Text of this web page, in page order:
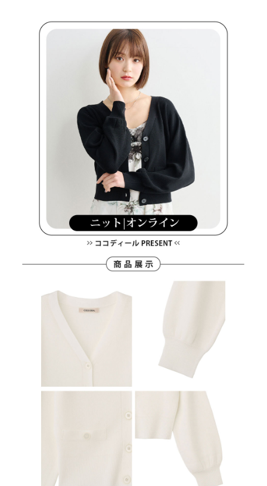
【注意事項】
１．透過由恩沛科技股份有限公司提供之「AFTEE先享後付」服務完成之交
易，需依本服務之必要範圍內提供個人資料，並將交易相關給付款項請求債
權轉讓予恩沛科技股份有限公司。
２．關於個人資料處理事宜，請瀏覽以下網址：
３．未成年的使用者請事先徵得法定代理人或監護人之同意方可使用
「AFTEE先享後付」，若未經同意申辦者引起之損失，本公司不負相關責
４．使用「AFTEE先享後付」時，將依據個別帳號之用戶狀況，依本公司即
時審查核予不同之上限額度；若仍有額度不足之情形，本公司將視審查結果
請求用戶進行身份認證。
５．嚴禁一人註冊多個帳號或使用他人資訊註冊。若發現惡意使用之情形，
恩沛科技股份有限公司將有權停止該用戶之使用額度並採取法律行動。
7-11取貨付款
每筆NT$80，滿NT$2,000(含以上)免運費
每筆NT$80，滿NT$2,000(含以上)免運費
每筆NT$80，滿NT$2,000(含以上)免運費
每筆NT$280，滿NT$2,000(含以上)免運費